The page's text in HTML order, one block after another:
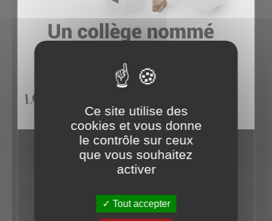
Un collège nommé Pierre Loti
Dans le cadre de l’année Loti 2023, le service
2022 au 31 décembre 2023 une exposition
autour du collège Pierre Loti.
Ce site utilise des
cookies et vous donne
le contrôle sur ceux
que vous souhaitez
activer
Tout accepter